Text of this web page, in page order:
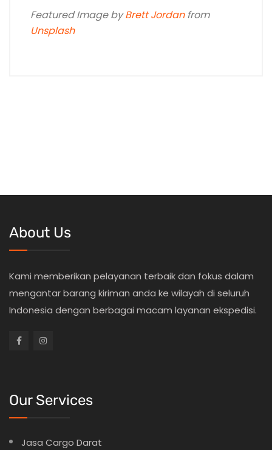
Featured Image byBrett Jordan from
Unsplash
About Us
Kami memberikan pelayanan terbaik dan fokus dalam
mengantar barang kiriman anda ke wilayah di seluruh
Indonesia dengan berbagai macam layanan ekspedisi.
Our Services
Jasa Cargo Darat